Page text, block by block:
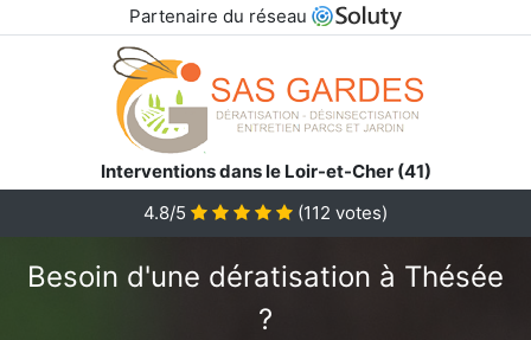
Partenaire du réseau
Interventions dans le Loir-et-Cher (41)
4.8/5 (112 votes)
Besoin d'une dératisation à Thésée
?